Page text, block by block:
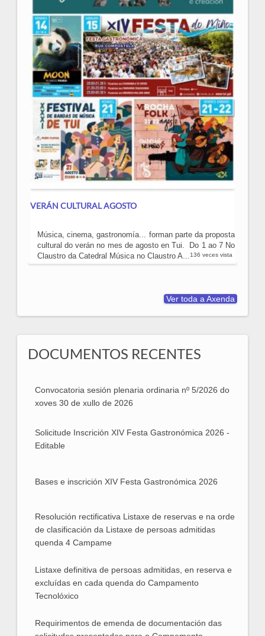
VERÁN CULTURAL AGOSTO
Música, cinema, gastronomía... forman parte da proposta
cultural do verán no mes de agosto en Tui. Do 1 ao 7 No
Claustro da Catedral Música no Claustro A...
136 veces vista
Ver toda a Axenda
DOCUMENTOS RECENTES
Convocatoria sesión plenaria ordinaria nº 5/2026
Convocatoria sesión plenaria ordinaria nº 5/2026 do
xoves 30 de xullo de 2026
Solicitude Inscrición XIV Festa Gastronómica
Solicitude Inscrición XIV Festa Gastronómica 2026 -
Editable
Bases e inscrición XIV Festa Gastronómica 2026
Bases e inscrición XIV Festa Gastronómica 2026
admitidas quenda 4 Campamento Tecn
Resolución rectificativa Listaxe de reservas e na orde
de clasificación da Listaxe de persoas admitidas
quenda 4 Campame
Listaxe definitiva de persoas admitidas, en
Campamento Tecnolóxico
Listaxe definitiva de persoas admitidas, en reserva e
excluídas en cada quenda do Campamento
Tecnolóxico
Requirimentos de emenda de documentación das
Requirimentos de emenda de documentación das